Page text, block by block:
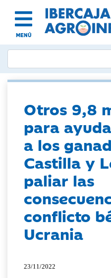
MENÚ
Otros 9,8
para
a los
Castilla y
paliar las
conflicto
Ucrania
23/11/2022